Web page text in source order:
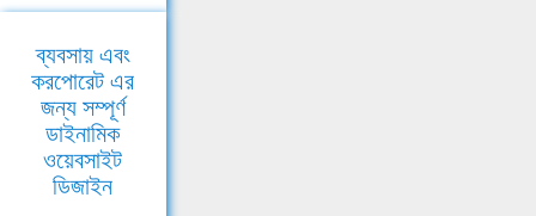
ব্যবসায় এবং
করপোরেট এর
জন্য সম্পূর্ণ
ডাইনামিক
ওয়েবসাইট
ডিজাইন